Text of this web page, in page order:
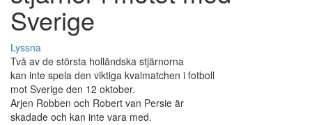
Sverige
Lyssna
Två av de största holländska stjärnorna
kan inte spela den viktiga kvalmatchen i fotboll
mot Sverige den 12 oktober.
Arjen Robben och Robert van Persie är
skadade och kan inte vara med.